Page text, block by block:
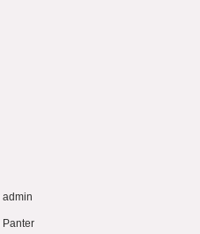
admin
Panter